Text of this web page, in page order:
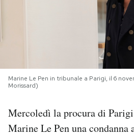
SHOP
CALENDARIO
Marine Le Pen in tribunale a Parigi, il 6
Morissard)
Mercoledì la procura di Parigi
Marine Le Pen una condanna